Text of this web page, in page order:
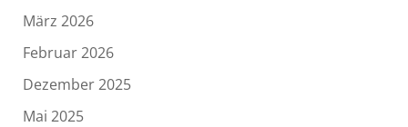
März 2026
Februar 2026
Dezember 2025
Mai 2025